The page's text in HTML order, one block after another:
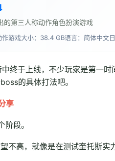
的第三人称动作角色扮演游戏
作游戏大小：38.4 GB语言：简体中文
终于上线，不少玩家是第一
的具体打法吧。
享
段。
不高，就像是在测试奎托斯实